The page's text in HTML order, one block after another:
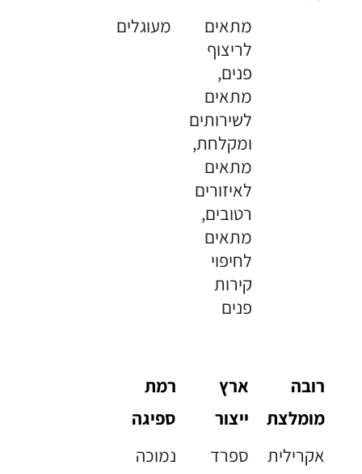
מתאים
לריצוף
פנים,
מתאים
לשירותים
ומקלחת,
מתאים
לאיזורים
רטובים,
מתאים
לחיפוי
קירות
פנים
מעוגלים
רובה
מומלצת
אקרילית
ארץ
ייצור
ספרד
רמת
ספיגה
נמוכה